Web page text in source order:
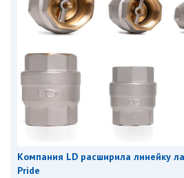
Компания LD расширила линейку
Pride